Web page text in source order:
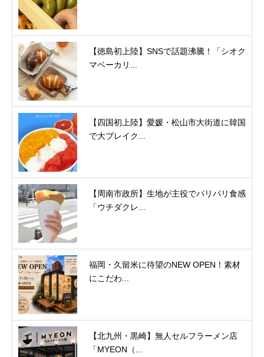
【徳島初上陸】SNSで話題沸騰！「シオク
マベーカリ...
【四国初上陸】愛媛・松山市大街道に韓国
で大ブレイク...
【周南市政所】生地が主役でパリパリ食感
「ウチダクレ...
福岡・久留米に待望のNEW OPEN！素材
にこだわ...
【北九州・黒崎】無人セルフラーメン店
「MYEON（...